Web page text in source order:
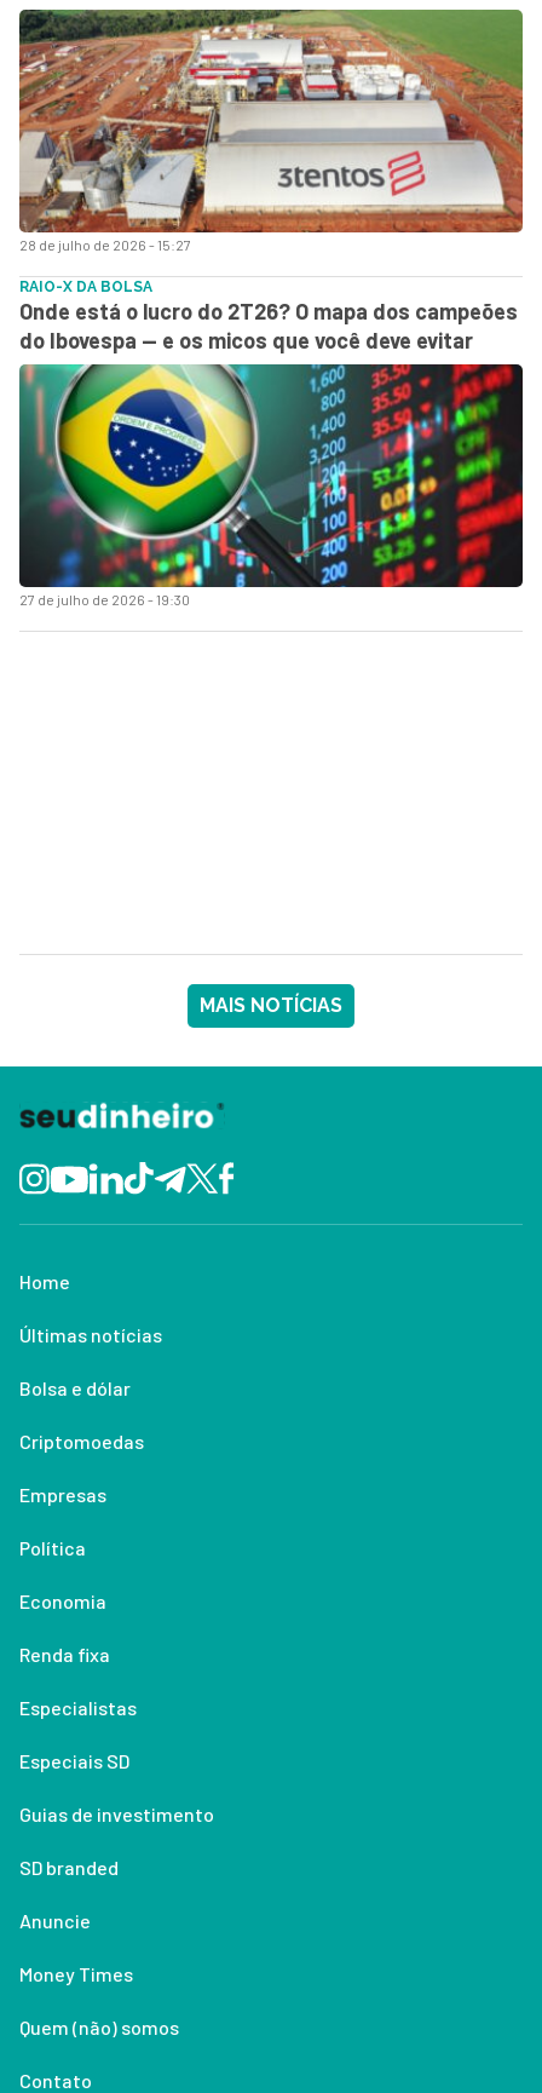
28 de julho de 2026 - 15:27
27 de julho de 2026 - 19:30
RAIO-X DA BOLSA
Onde está o lucro do 2T26? O mapa dos campeões
do Ibovespa — e os micos que você deve evitar
MAIS NOTÍCIAS
Home
Últimas notícias
Bolsa e dólar
Criptomoedas
Empresas
Política
Economia
Renda fixa
Especialistas
Especiais SD
Guias de investimento
SD branded
Anuncie
Money Times
Quem (não) somos
Contato